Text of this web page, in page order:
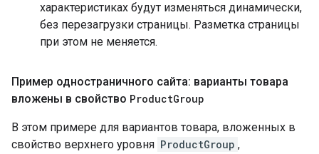
характеристиках будут изменяться динамически,
без перезагрузки страницы. Разметка страницы
при этом не меняется.
Пример одностраничного сайта: варианты товара
вложены в свойство ProductGroup
В этом примере для вариантов товара, вложенных в
свойство верхнего уровня ProductGroup ,